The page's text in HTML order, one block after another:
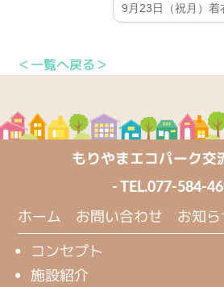
9月23日（祝月）着
＜一覧へ戻る＞
もりやまエコパーク交
- TEL.077-584-
ホーム お問い合わせ お知ら
コンセプト
施設紹介